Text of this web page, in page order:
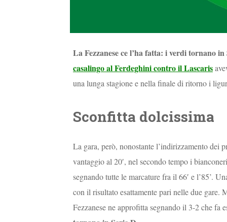
La Fezzanese ce l’ha fatta: i verdi tornano
casalingo al Ferdeghini contro il Lascaris
una lunga stagione e nella finale di ritorno i
Sconfitta dolcissima
La gara, però, nonostante l’indirizzamento dei
vantaggio al 20′, nel secondo tempo i
segnando tutte le marcature fra il 66′ e l’85’.
con il risultato esattamente pari nelle due gare.
Fezzanese ne approfitta segnando il 3-2 che fa